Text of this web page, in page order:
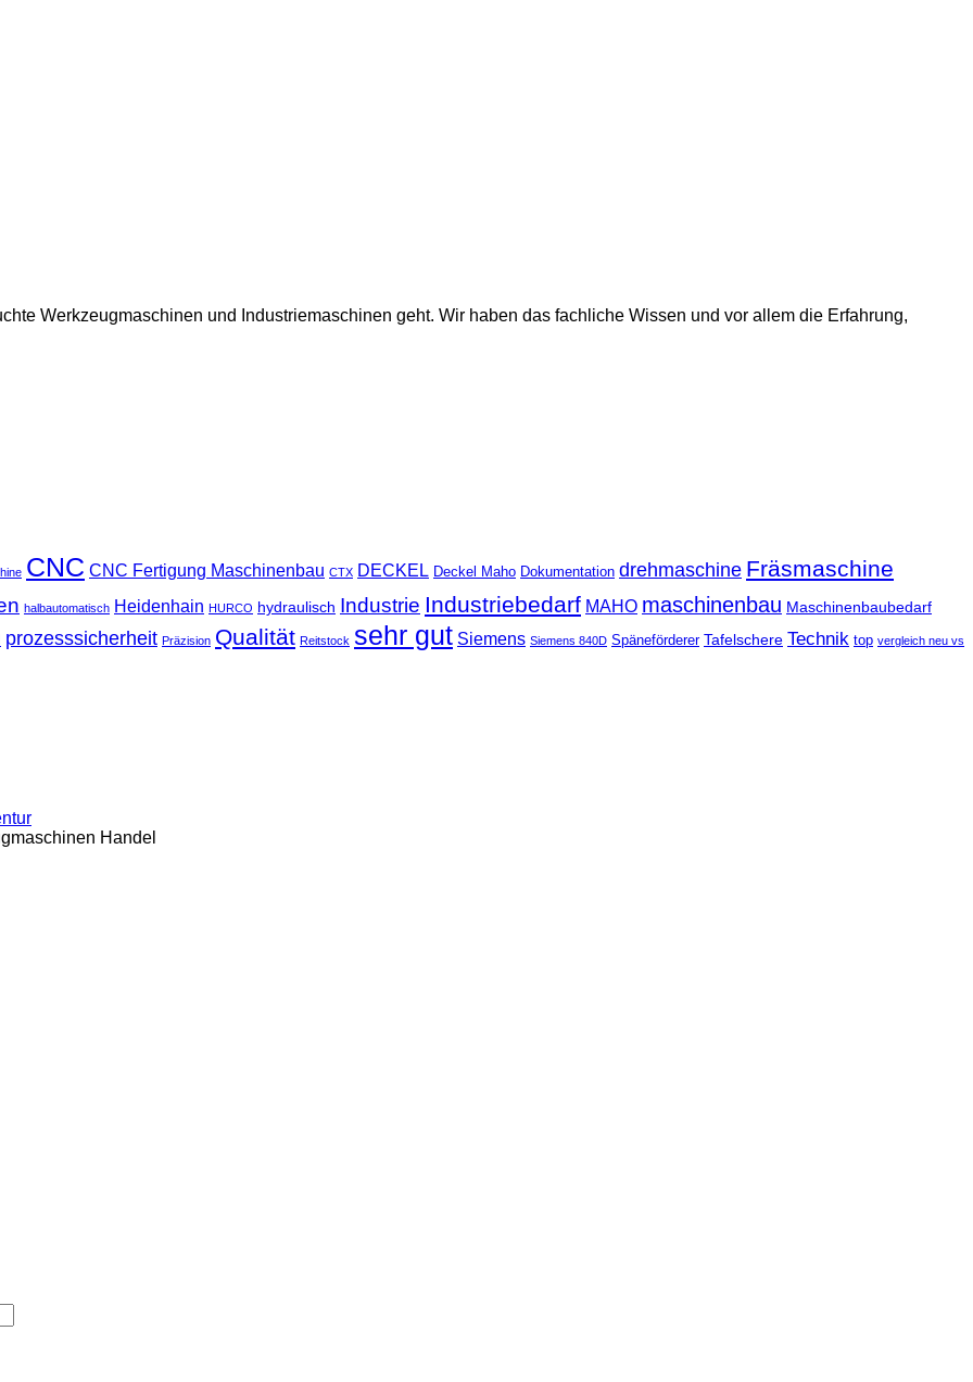
Werkzeugmaschinen und Industriemaschinen geht. Wir haben das fachliche Wissen und vor allem die Erfahrung,
CNC CNC Fertigung Maschinenbau CTX DECKEL Deckel Maho Dokumentation drehmaschine Fräsmaschine
halbautomatisch Heidenhain HURCO hydraulisch Industrie Industriebedarf MAHO maschinenbau Maschinenbaubedarf
prozesssicherheit Präzision Qualität Reitstock sehr gut Siemens Siemens 840D Späneförderer Tafelschere Technik top vergleich neu vs
Handel